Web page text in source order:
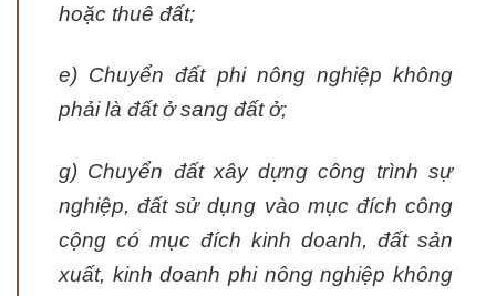
hoặc thuê đất;
e) Chuyển đất phi nông nghiệp không
phải là đất ở sang đất ở;
g) Chuyển đất xây dựng công trình sự
nghiệp, đất sử dụng vào mục đích công
cộng có mục đích kinh doanh, đất sản
xuất, kinh doanh phi nông nghiệp không